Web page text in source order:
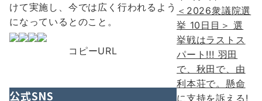
けて実施し、今では広く行われるよう
になっているとのこと。
コピーURL
公式SNS
＜2026衆議院選
挙 10日目＞ 選
挙戦はラストス
パート!!! 羽田
で、秋田で、由
利本荘で。懸命
に支持を訴える!